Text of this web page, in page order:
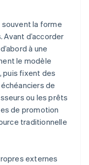
la forme
Avant d’accorder
à une
le modèle
puis fixent des
de
ou les prêts
de promotion
traditionnelle
externes